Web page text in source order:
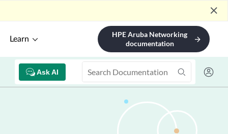
close
Learn
HPE Aruba Networking
documentation
arrow_forward
Ask AI